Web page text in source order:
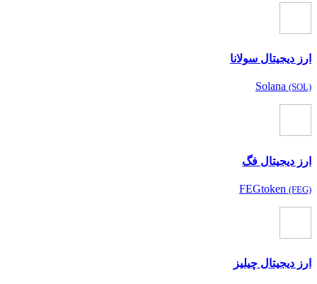
ارز دیجیتال سولانا
Solana (SOL)
ارز دیجیتال فگ
FEGtoken (FEG)
ارز دیجیتال چیلیز